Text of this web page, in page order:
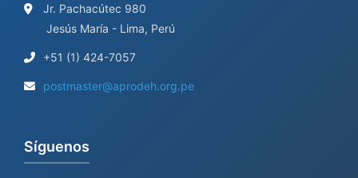
Jr. Pachacútec 980
Jesús María - Lima, Perú
+51 (1) 424-7057
postmaster@aprodeh.org.pe
Síguenos